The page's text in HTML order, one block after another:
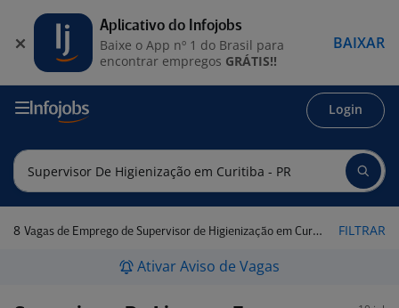
Login
8 Vagas de Emprego de Supervisor de Higienização em Curitiba - PR FILTRAR
Ativar Aviso de Vagas
Aplicativo do Infojobs
Baixe o App nº 1 do Brasil para
encontrar empregos GRÁTIS!!
BAIXAR